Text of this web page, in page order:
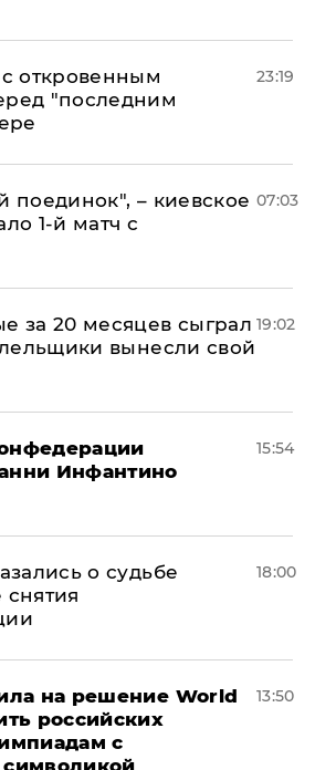
откровенным
"последним
23:19
поединок", – киевское
1-й матч с
07:03
за 20 месяцев сыграл
вынесли свой
19:02
Инфантино
15:54
о судьбе
18:00
на решение World
российских
с
13:50